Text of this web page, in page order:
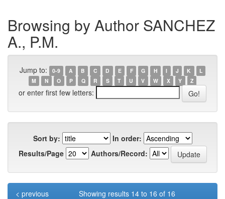
Browsing by Author SANCHEZ
A., P.M.
Jump to: 0-9 A B C D E F G H I J K
L
M
N O P Q R S T U V W X Y Z
or enter first few letters:
Sort by:
In order:
Results/Page
Authors/Record:
Showing results 14 to 16 of 16
< previous